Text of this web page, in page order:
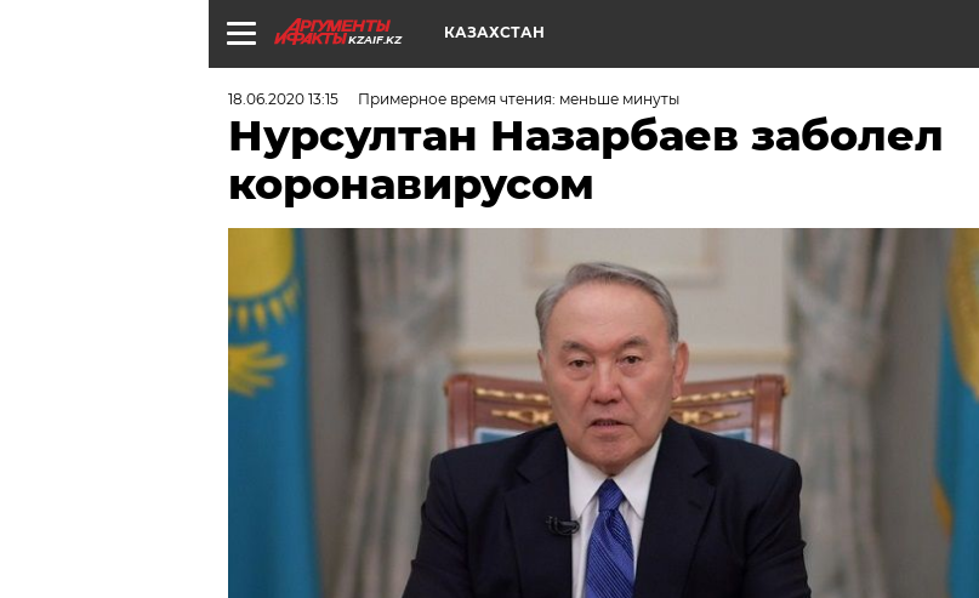
KZAIF.KZ КАЗАХСТАН
18.06.2020 13:15 Примерное время чтения: меньше минуты
Нурсултан Назарбаев заболел
коронавирусом